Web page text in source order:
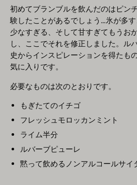
初めてブランブルを飲んだのはピン
験したことがあるでしょう...氷が多
少なすぎる、そして甘すぎてもうお
し、ここでそれを修正しました。ル
史からインスピレーションを得たも
気に入りです。
必要なものは次のとおりです。
もぎたてのイチゴ
フレッシュモロッカンミント
ライム半分
ルバーブピューレ
黙って飲めるノンアルコールサイ